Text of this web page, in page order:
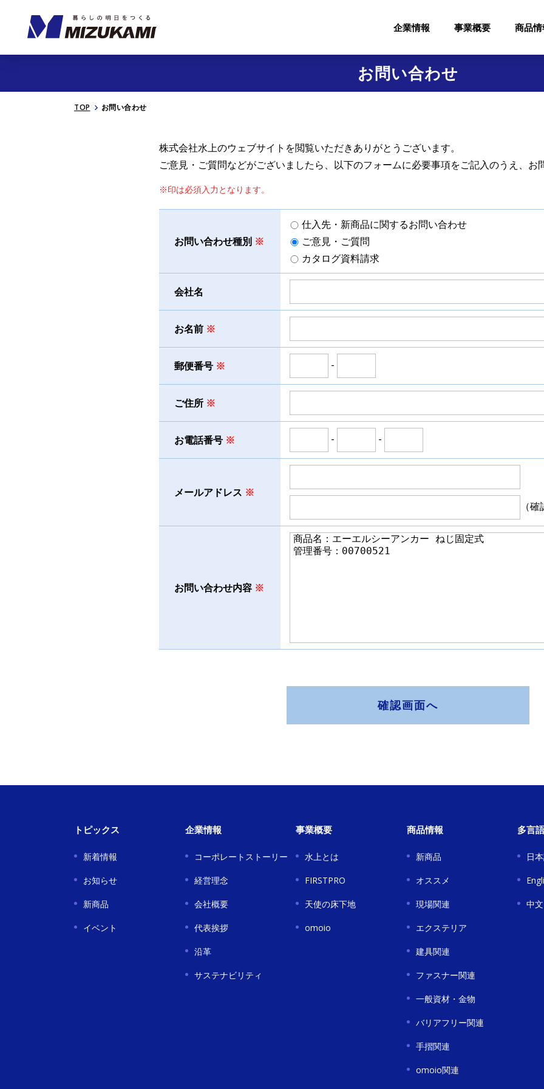
企業情報 事業概要 商品
お問い合わせ
TOP お問い合わせ
株式会社⽔上のウェブサイトを閲覧いただきありがとうございます。
ご意⾒・ご質問などがございましたら、以下のフォームに必要事項をご記入のうえ、お
※印は必須入⼒となります。
お問い合わせ種別
仕入先・新商品に関するお問い合わせ
ご意見・ご質問
カタログ資料請求
会社名
お名前
郵便番号 -
ご住所
お電話番号 - -
メールアドレス
（
お問い合わせ内容
確認画面へ
トピックス
新着情報
お知らせ
新商品
イベント
企業情報
コーポレートストーリー
経営理念
会社概要
代表挨拶
沿革
サステナビリティ
事業概要
水上とは
FIRSTPRO
天使の床下地
omoio
商品情報
新商品
オススメ
現場関連
エクステリア
建具関連
ファスナー関連
一般資材・金物
バリアフリー関連
手摺関連
omoio関連
多言
日
中文